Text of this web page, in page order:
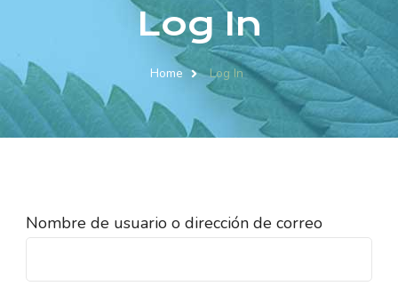
Log In
Home Log In
Nombre de usuario o dirección de correo